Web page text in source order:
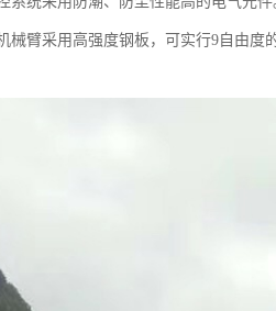
械臂采用高强度钢板，可实行9自由